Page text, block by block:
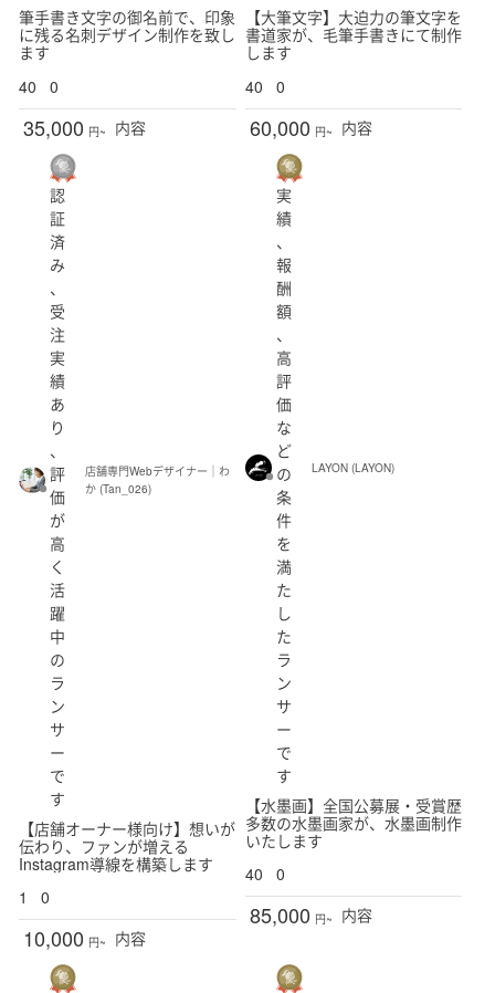
筆手書き文字の御名前で、印象
に残る名刺デザイン制作を致し
ます
40
0
35,000 円~ 内容
【大筆文字】大迫力の筆文字を
書道家が、毛筆手書きにて制作
します
40
0
60,000 円~ 内容
認
証
済
み
、
受
注
実
績
あ
り
、
評
価
が
高
く
活
躍
中
の
ラ
ン
サ
ー
で
す
店舗専門Webデザイナー｜わ
か (Tan_026)
【店舗オーナー様向け】想いが
伝わり、ファンが増える
Instagram導線を構築します
1
0
10,000 円~ 内容
実
績
、
報
酬
額
、
高
評
価
な
ど
の
条
件
を
満
た
し
た
ラ
ン
サ
ー
で
す
LAYON (LAYON)
【水墨画】全国公募展・受賞歴
多数の水墨画家が、水墨画制作
いたします
40
0
85,000 円~ 内容